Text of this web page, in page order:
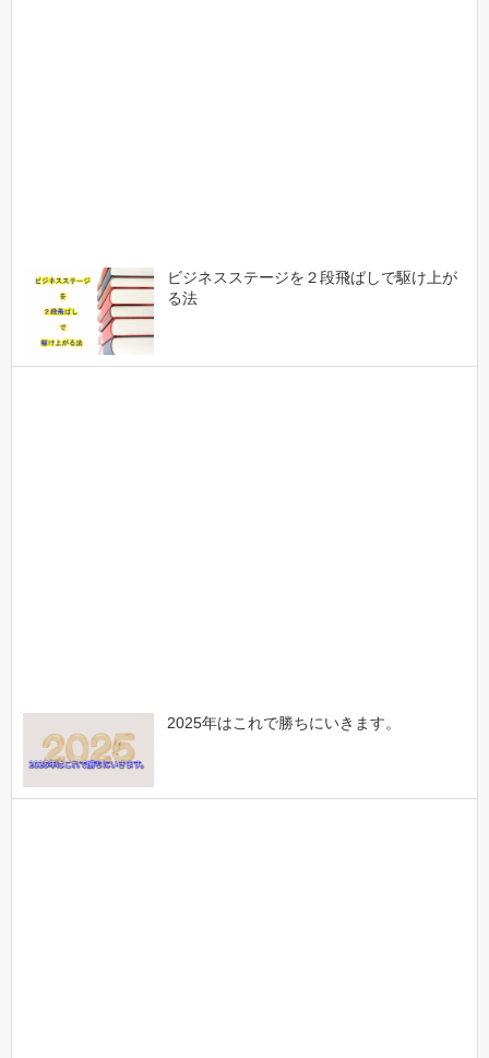
ビジネスステージを２段飛ばしで駆け上が
る法
2025年はこれで勝ちにいきます。